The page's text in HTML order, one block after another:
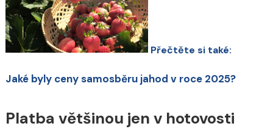
Přečtěte si také:
Jaké byly ceny samosběru jahod v roce 2025?
Platba většinou jen v hotovosti